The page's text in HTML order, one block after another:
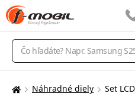
Vyhľadávanie
Tu
Náhradné diely Set